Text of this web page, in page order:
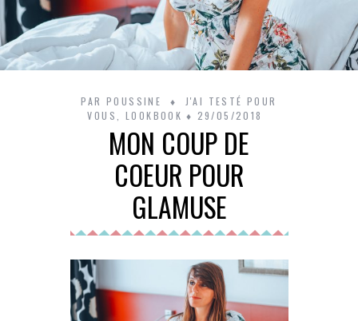
PAR POUSSINE
J'AI TESTÉ POUR
VOUS
LOOKBOOK 29/05/2018
MON COUP DE
COEUR POUR
GLAMUSE